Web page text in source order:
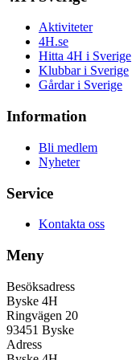
Aktiviteter
4H.se
Hitta 4H i Sverige
Klubbar i Sverige
Gårdar i Sverige
Information
Bli medlem
Nyheter
Service
Kontakta oss
Meny
Besöksadress
Byske 4H
Ringvägen 20
93451 Byske
Adress